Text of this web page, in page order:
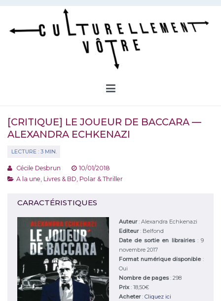
Aller
contenu
[CRITIQUE] LE JOUEUR DE BACCARA —
ALEXANDRA ECHKENAZI
Cécile Desbrun
10/01/2018
A la une Livres & BD Polar & Thriller
CARACTÉRISTIQUES
Auteur: Alexandra Echkenazi
Editeur: Belfond
Date de sortie en librairies : 9
novembre 2017
Format numérique disponible :
Oui
Nombre de pages: 298
Prix: 18,50€
Acheter: Cliquez ici